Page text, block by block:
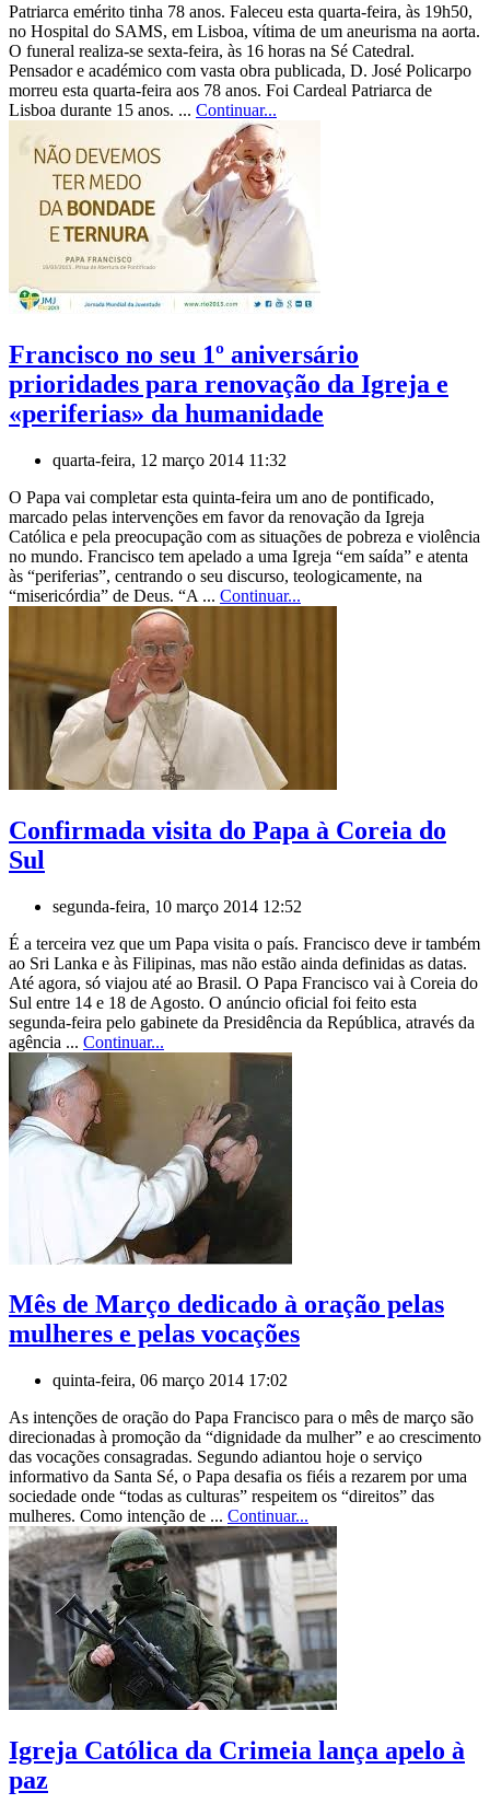
Patriarca emérito tinha 78 anos. Faleceu esta quarta-feira, às 19h50,
no Hospital do SAMS, em Lisboa, vítima de um aneurisma na aorta.
O funeral realiza-se sexta-feira, às 16 horas na Sé Catedral.
Pensador e académico com vasta obra publicada, D. José Policarpo
morreu esta quarta-feira aos 78 anos. Foi Cardeal Patriarca de
Lisboa durante 15 anos. ... Continuar...
Francisco no seu 1º aniversário
prioridades para renovação da Igreja e
«periferias» da humanidade
quarta-feira, 12 março 2014 11:32
O Papa vai completar esta quinta-feira um ano de pontificado,
marcado pelas intervenções em favor da renovação da Igreja
Católica e pela preocupação com as situações de pobreza e violência
no mundo. Francisco tem apelado a uma Igreja “em saída” e atenta
às “periferias”, centrando o seu discurso, teologicamente, na
“misericórdia” de Deus. “A ... Continuar...
Confirmada visita do Papa à Coreia do
Sul
segunda-feira, 10 março 2014 12:52
É a terceira vez que um Papa visita o país. Francisco deve ir também
ao Sri Lanka e às Filipinas, mas não estão ainda definidas as datas.
Até agora, só viajou até ao Brasil. O Papa Francisco vai à Coreia do
Sul entre 14 e 18 de Agosto. O anúncio oficial foi feito esta
segunda-feira pelo gabinete da Presidência da República, através da
agência ... Continuar...
Mês de Março dedicado à oração pelas
mulheres e pelas vocações
quinta-feira, 06 março 2014 17:02
As intenções de oração do Papa Francisco para o mês de março são
direcionadas à promoção da “dignidade da mulher” e ao crescimento
das vocações consagradas. Segundo adiantou hoje o serviço
informativo da Santa Sé, o Papa desafia os fiéis a rezarem por uma
sociedade onde “todas as culturas” respeitem os “direitos” das
mulheres. Como intenção de ... Continuar...
Igreja Católica da Crimeia lança apelo à
paz